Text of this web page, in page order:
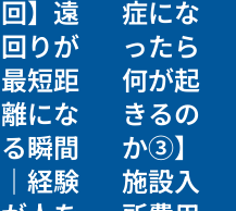
回】遠
回りが
最短距
離にな
る瞬間
｜経験
症にな
ったら
何が起
きるの
か③】
施設入